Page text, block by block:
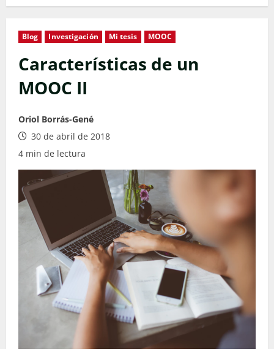
Blog Investigación Mi tesis MOOC
Características de un
MOOC II
Oriol Borrás-Gené
30 de abril de 2018
4 min de lectura